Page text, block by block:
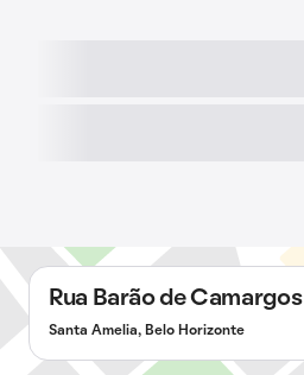
Rua Barão de Camargos
Santa Amelia, Belo Horizonte